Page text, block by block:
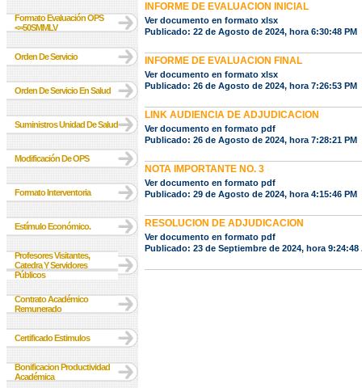
Formato Evaluación OPS
<=50SMMLV
Orden De Servicio
Orden De Servicio En Salud
Suministros Unidad De Salud
Modificación De OPS
Formato Interventoria
Estímulo Económico.
Profesores Visitantes,
Catedra Y Servidores
Públicos
Contrato Académico
Remunerado
Certificado Estimulos
Bonificacion Productividad
Académica
INFORME DE EVALUACION INICIAL
Ver documento en formato xlsx
Publicado: 22 de Agosto de 2024, hora 6:30:48 PM
INFORME DE EVALUACION FINAL
Ver documento en formato xlsx
Publicado: 26 de Agosto de 2024, hora 7:26:53 PM
LINK AUDIENCIA DE ADJUDICACION
Ver documento en formato pdf
Publicado: 26 de Agosto de 2024, hora 7:28:21 PM
NOTA IMPORTANTE NO. 3
Ver documento en formato pdf
Publicado: 29 de Agosto de 2024, hora 4:15:46 PM
RESOLUCION DE ADJUDICACION
Ver documento en formato pdf
Publicado: 23 de Septiembre de 2024, hora 9:24:48